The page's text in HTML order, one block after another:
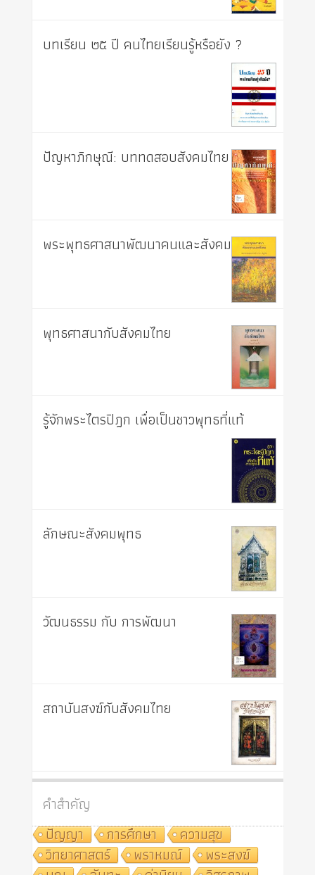
บทเรียน ๒๕ ปี คนไทยเรียนรู้หรือยัง ?
ปัญหาภิกษุณี: บททดสอบสังคมไทย
พระพุทธศาสนาพัฒนาคนและสังคม
พุทธศาสนากับสังคมไทย
รู้จักพระไตรปิฎก เพื่อเป็นชาวพุทธที่แท้
ลักษณะสังคมพุทธ
วัฒนธรรม กับ การพัฒนา
สถาบันสงฆ์กับสังคมไทย
คำสำคัญ
ปัญญา
การศึกษา
ความสุข
วิทยาศาสตร์
พราหมณ์
พระสงฆ์